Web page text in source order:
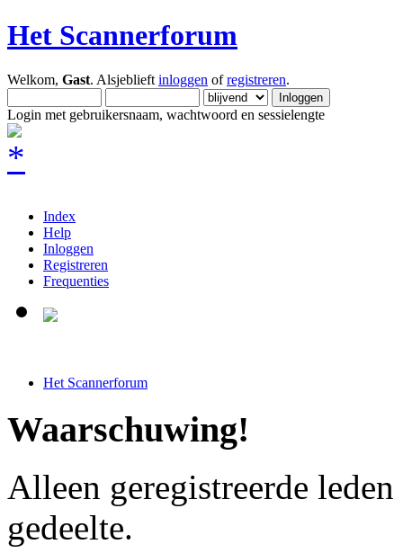
Het Scannerforum
Welkom, Gast. Alsjeblieft inloggen ofregistreren.
Login met gebruikersnaam, wachtwoord en sessielengte
Index
Help
Inloggen
Registreren
Frequenties
Het Scannerforum
Waarschuwing!
Alleen geregistreerde
gedeelte.